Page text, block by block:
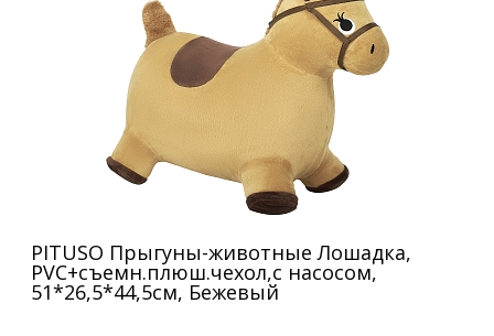
PITUSO Прыгуны-животные Лошадка,
PVC+съемн.плюш.чехол,с насосом,
51*26,5*44,5см, Бежевый